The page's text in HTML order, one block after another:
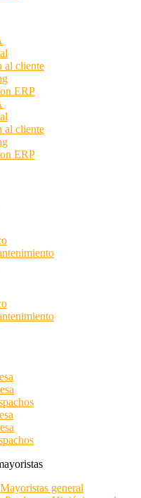
al cliente
ERP
al cliente
ERP
general